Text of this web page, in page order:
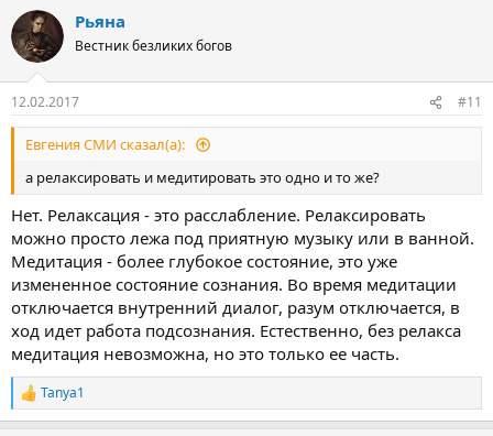
Рьяна
Вестник безликих богов
12.02.2017 #11
Евгения СМИ сказал(а):
а релаксировать и медитировать это одно и то же?
Нет. Релаксация - это расслабление. Релаксировать
можно просто лежа под приятную музыку или в ванной.
Медитация - более глубокое состояние, это уже
измененное состояние сознания. Во время медитации
отключается внутренний диалог, разум отключается, в
ход идет работа подсознания. Естественно, без релакса
медитация невозможна, но это только ее часть.
Р
е
Tanya1